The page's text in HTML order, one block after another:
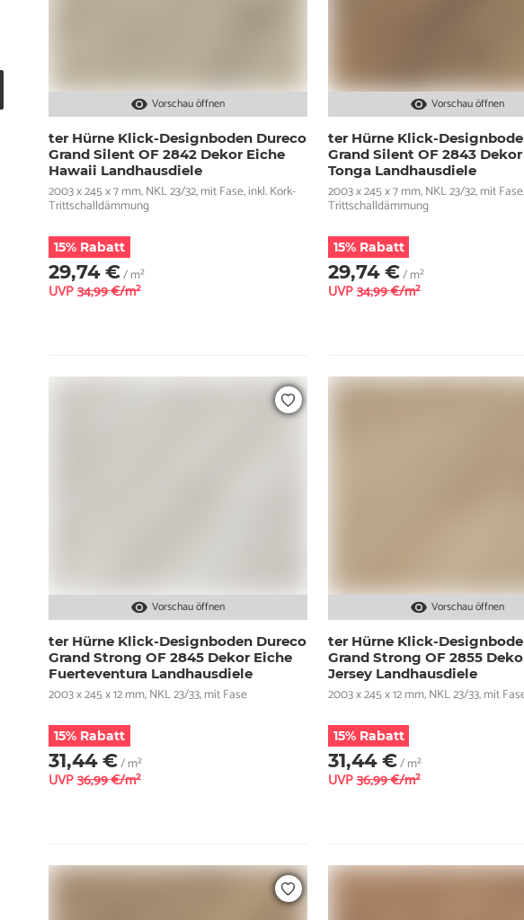
Vorschau öffnen
ter Hürne Klick-Designboden Dureco
Grand Silent OF 2842 Dekor Eiche
Hawaii Landhausdiele
2003 x 245 x 7 mm, NKL 23/32, mit Fase, inkl. Kork-
Trittschalldämmung
15% Rabatt
29,74 €/ m²
UVP 34,99 €/m²
Vorschau öffnen
ter Hürne Klick-
Grand Silent OF 2843
Tonga Landhausdiele
2003 x 245 x 7 mm, NKL 23/32, mit
Trittschalldämmung
15% Rabatt
29,74 €/ m²
UVP 34,99 €/m²
Vorschau öffnen
ter Hürne Klick-Designboden Dureco
Grand Strong OF 2845 Dekor Eiche
Fuerteventura Landhausdiele
2003 x 245 x 12 mm, NKL 23/33, mit Fase
15% Rabatt
31,44 €/ m²
UVP 36,99 €/m²
Vorschau öffnen
ter Hürne Klick-
Grand Strong OF 2855
Jersey Landhausdiele
2003 x 245 x 12 mm, NKL 23/33, mit
15% Rabatt
31,44 €/ m²
UVP 36,99 €/m²